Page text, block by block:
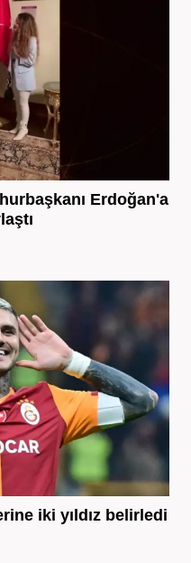
Erdoğan'a
iki yıldız belirledi